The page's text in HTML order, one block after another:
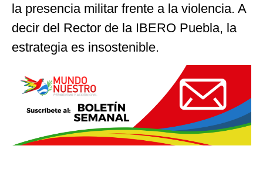
la presencia militar frente a la violencia. A
decir del Rector de la IBERO Puebla, la
estrategia es insostenible.